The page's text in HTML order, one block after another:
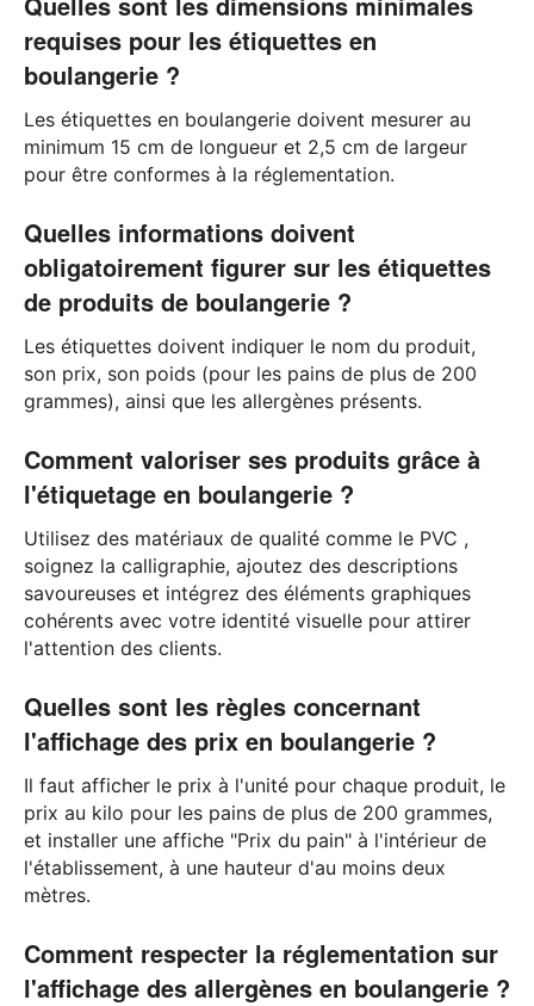
requises pour les étiquettes en
boulangerie ?
Les étiquettes en boulangerie doivent mesurer au
minimum 15 cm de longueur et 2,5 cm de largeur
pour être conformes à la réglementation.
Quelles informations doivent
obligatoirement figurer sur les étiquettes
de produits de boulangerie ?
Les étiquettes doivent indiquer le nom du produit,
son prix, son poids (pour les pains de plus de 200
grammes), ainsi que les allergènes présents.
Comment valoriser ses produits grâce à
l'étiquetage en boulangerie ?
Utilisez des matériaux de qualité comme le PVC ,
soignez la calligraphie, ajoutez des descriptions
savoureuses et intégrez des éléments graphiques
cohérents avec votre identité visuelle pour attirer
l'attention des clients.
Quelles sont les règles concernant
l'affichage des prix en boulangerie ?
Il faut afficher le prix à l'unité pour chaque produit, le
prix au kilo pour les pains de plus de 200 grammes,
et installer une affiche "Prix du pain" à l'intérieur de
l'établissement, à une hauteur d'au moins deux
mètres.
Comment respecter la réglementation sur
l'affichage des allergènes en boulangerie ?